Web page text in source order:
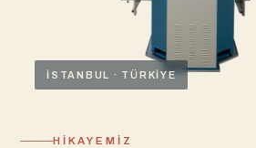
İSTANBUL · TÜRKIYE
HIKAYEMIZ